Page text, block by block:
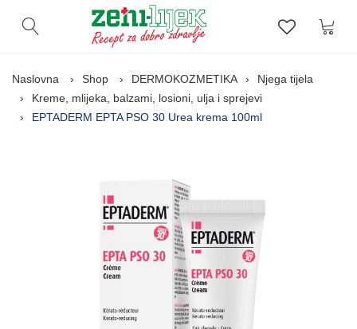
Otvori pretragu Lista
Naslovna Shop DERMOKOZMETIKA
Njega tijela
Kreme, mlijeka, balzami, losioni, ulja i sprejevi
EPTADERM EPTA PSO 30 Urea krema 100ml